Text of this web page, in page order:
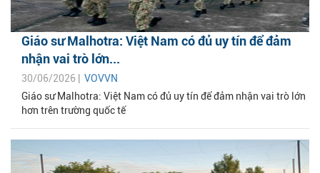
Giáo sư Malhotra: Việt Nam có đủ uy tín để đảm
nhận vai trò lớn...
30/06/2026 | VOVVN
Giáo sư Malhotra: Việt Nam có đủ uy tín để đảm nhận vai trò lớn
hơn trên trường quốc tế